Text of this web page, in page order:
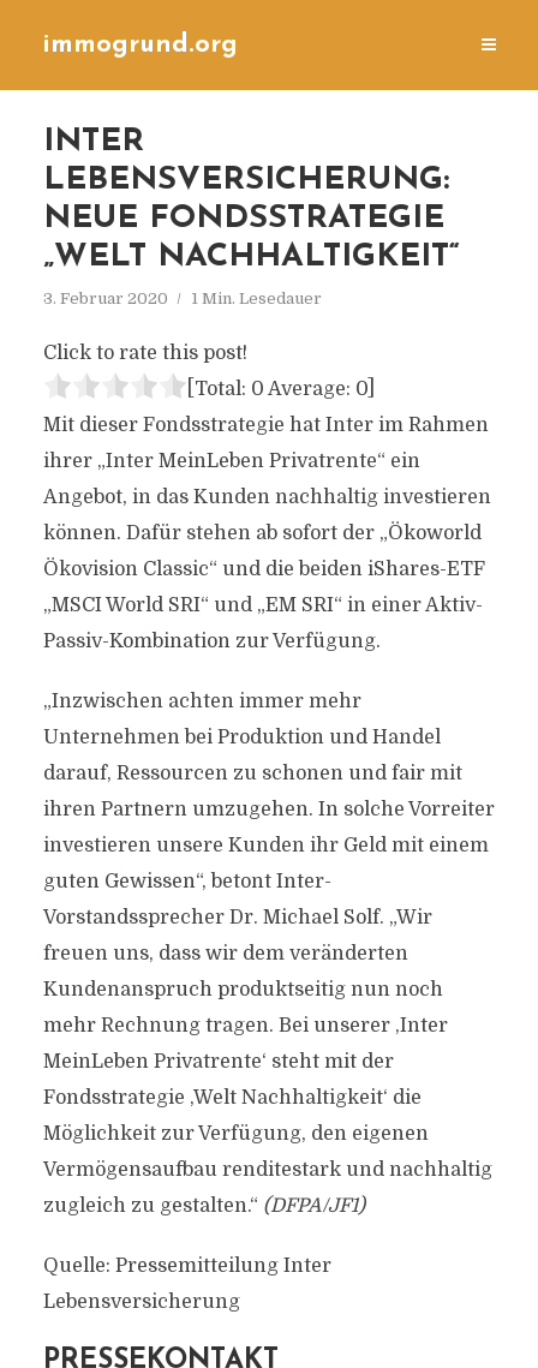
immogrund.org
INTER
LEBENSVERSICHERUNG:
NEUE FONDSSTRATEGIE
„WELT NACHHALTIGKEIT“
3. Februar 2020 1 Min. Lesedauer
Click to rate this post!
[Total: 0 Average: 0]
Mit dieser Fondsstrategie hat Inter im Rahmen
ihrer „Inter MeinLeben Privatrente“ ein
Angebot, in das Kunden nachhaltig investieren
können. Dafür stehen ab sofort der „Ökoworld
Ökovision Classic“ und die beiden iShares-ETF
„MSCI World SRI“ und „EM SRI“ in einer Aktiv-
Passiv-Kombination zur Verfügung.
„Inzwischen achten immer mehr
Unternehmen bei Produktion und Handel
darauf, Ressourcen zu schonen und fair mit
ihren Partnern umzugehen. In solche Vorreiter
investieren unsere Kunden ihr Geld mit einem
guten Gewissen“, betont Inter-
Vorstandssprecher Dr. Michael Solf. „Wir
freuen uns, dass wir dem veränderten
Kundenanspruch produktseitig nun noch
mehr Rechnung tragen. Bei unserer ,Inter
MeinLeben Privatrente‘ steht mit der
Fondsstrategie ,Welt Nachhaltigkeit‘ die
Möglichkeit zur Verfügung, den eigenen
Vermögensaufbau renditestark und nachhaltig
zugleich zu gestalten.“ (DFPA/JF1)
Quelle: Pressemitteilung Inter
Lebensversicherung
PRESSEKONTAKT